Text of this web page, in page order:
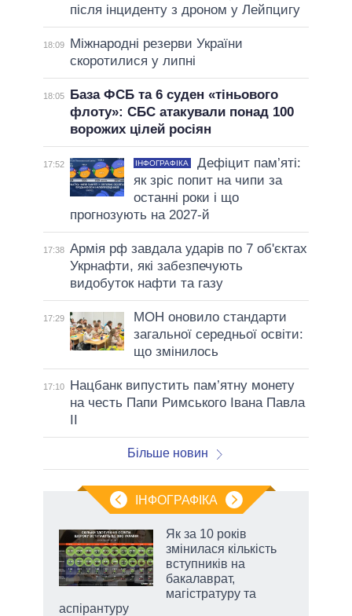
після інциденту з дроном у Лейпцигу
18:09
Міжнародні резерви України
скоротилися у липні
18:05
База ФСБ та 6 суден «тіньового
флоту»: СБС атакували понад 100
ворожих цілей росіян
17:52 ІНФОГРАФІКА
Дефіцит пам’яті:
як зріс попит на чипи за
останні роки і що
прогнозують на 2027-й
17:38 Армія рф завдала ударів по 7 об'єктах
Укрнафти, які забезпечують
видобуток нафти та газу
17:29
МОН оновило стандарти
загальної середньої освіти:
що змінилось
17:10
Нацбанк випустить пам’ятну монету
на честь Папи Римського Івана Павла
II
Більше новин
ІНФОГРАФІКА
Як за 10 років
змінилася кількість
вступників на
бакалаврат,
магістратуру та
аспірантуру